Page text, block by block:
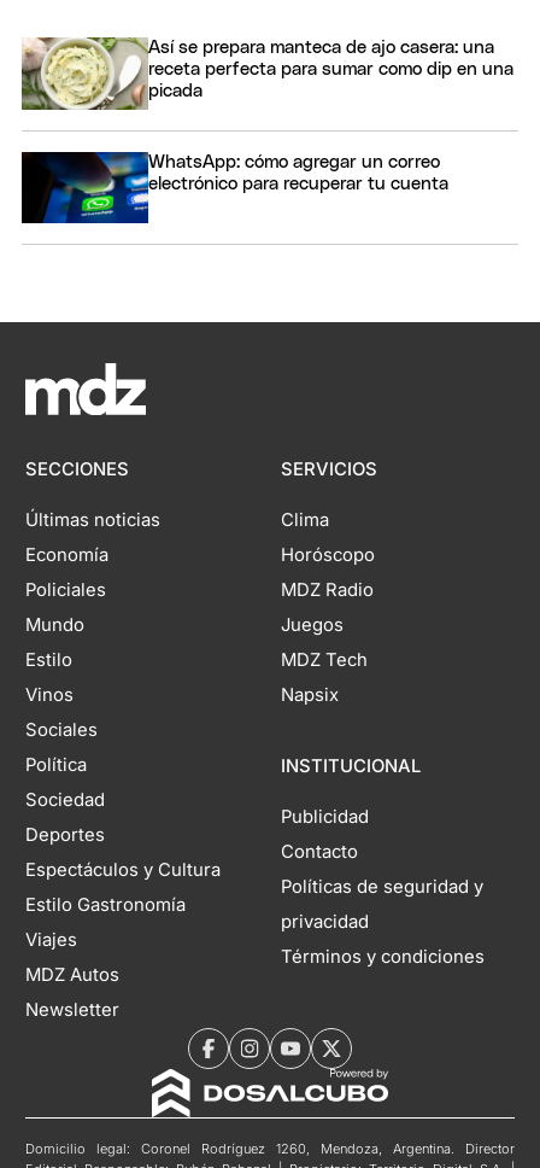
Así se prepara manteca de ajo casera: una
receta perfecta para sumar como dip en una
picada
WhatsApp: cómo agregar un correo
electrónico para recuperar tu cuenta
SECCIONES
Últimas noticias
Economía
Policiales
Mundo
Estilo
Vinos
Sociales
Política
Sociedad
Deportes
Espectáculos y Cultura
Estilo Gastronomía
Viajes
MDZ Autos
Newsletter
SERVICIOS
Clima
Horóscopo
MDZ Radio
Juegos
MDZ Tech
Napsix
INSTITUCIONAL
Publicidad
Contacto
Políticas de seguridad y
privacidad
Términos y condiciones
Domicilio legal: Coronel Rodríguez 1260, Mendoza, Argentina. Director